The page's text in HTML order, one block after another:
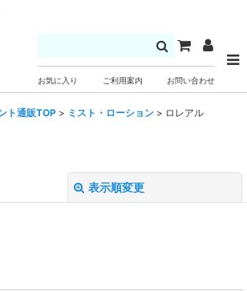
お気に入り ご利用案内 お問い合わせ
ト通販TOP > ミスト・ローション > ロレアル
表示順変更